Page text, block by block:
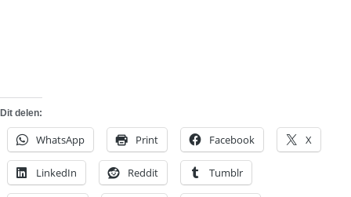
Dit delen:
WhatsApp Print Facebook X
LinkedIn Reddit Tumblr